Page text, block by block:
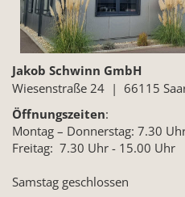
Jakob Schwinn GmbH
Wiesenstraße 24 | 66115
Öffnungszeiten:
Montag – Donnerstag: 7.30
Freitag: 7.30 Uhr - 15.00 Uhr
Samstag geschlossen